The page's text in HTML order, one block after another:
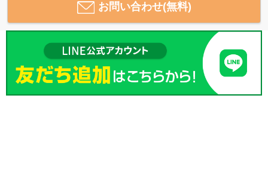
お問い合わせ(無料)